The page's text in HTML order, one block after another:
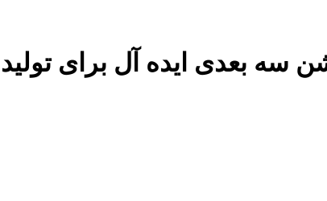
سه بعدی ایده آل برای